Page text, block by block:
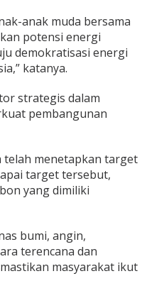
anak muda bersama
potensi energi
demokratisasi energi
katanya.
strategis dalam
pembangunan
menetapkan target
target tersebut,
yang dimiliki
bumi, angin,
terencana dan
masyarakat ikut